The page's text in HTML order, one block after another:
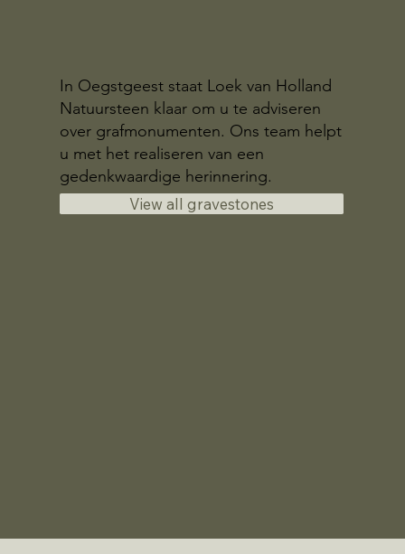
In Oegstgeest staat Loek van Holland
Natuursteen klaar om u te adviseren
over grafmonumenten. Ons team helpt
u met het realiseren van een
gedenkwaardige herinnering.
View all gravestones